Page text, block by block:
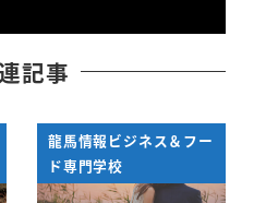
記事
龍馬情報ビジネス＆フー
ド専門学校